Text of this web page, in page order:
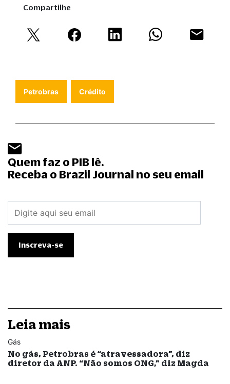
Compartilhe
Petrobras Crédito
Quem faz o PIB lê.
Receba o Brazil Journal no seu email
Leia mais
Gás
No gás, Petrobras é “atravessadora”, diz
diretor da ANP. “Não somos ONG,” diz Magda